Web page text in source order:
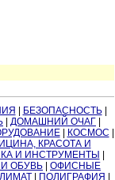
| БЕЗОПАСНОСТЬ|
| ДОМАШНИЙ ОЧАГ |
| КОСМОС |
КРАСОТА И
И ИНСТРУМЕНТЫ |
ОБУВЬ | ОФИСНЫЕ
| ПОЛИГРАФИЯ |